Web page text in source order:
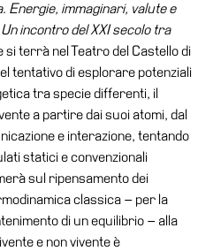
Energie, immaginari, valute e
incontro del XXI secolo tra
si terrà nel Teatro del Castello di
tentativo di esplorare potenziali
tra specie differenti, il
a partire dai suoi atomi, dal
e interazione, tentando
statici e convenzionali
sul ripensamento dei
classica – per la
di un equilibrio – alla
e non vivente è